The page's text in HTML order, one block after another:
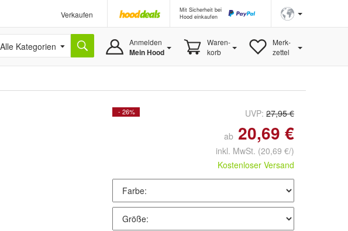
Verkaufen
Mit Sicherheit bei
Hood einkaufen
Alle Kategorien Anmelden
Mein Hood
Waren-
korb
Merk-
zettel
- 26% UVP: 27,95 €
ab 20,69 €
inkl. MwSt. (20,69 €/)
Kostenloser Versand